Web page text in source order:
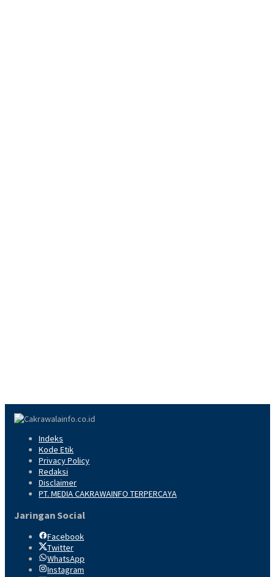
Indeks
Kode Etik
Privacy Policy
Redaksi
Disclaimer
PT. MEDIA CAKRAWAINFO TERPERCAYA
Jaringan Social
Facebook
Twitter
WhatsApp
Instagram